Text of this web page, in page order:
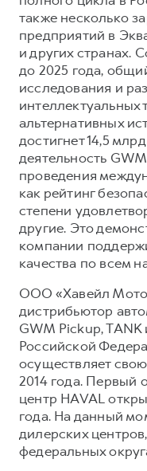
также несколько
предприятий в
и других странах.
до 2025 года,
исследования и
интеллектуальных
альтернативных
достигнет 14,5
деятельность
проведения
как рейтинг
степени
другие. Это
компании
качества по всем
ООО «Хавейл
дистрибьютор
GWM Pickup, TANK
Российской
осуществляет
2014 года. Первый
центр HAVAL
года. На данный
дилерских
федеральных